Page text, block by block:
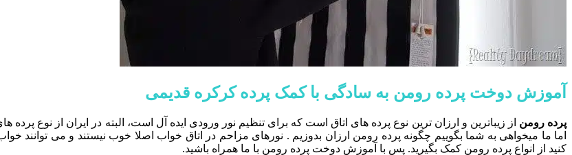
آموزش دوخت پرده رومن به سادگی با کمک پرده کرکره قدیمی
پرده رومن از زیباترین و ارزان ترین نوع پرده های اتاق است که برای تنظیم نور ورودی ایده آل است، البته در ایران از نوع پرده
اما ما میخواهی به شما بگوییم چگونه پرده رومن ارزان بدوزیم . نورهای مزاحم در اتاق خواب اصلا خوب نیستند و می توانند
کنید از انواع پرده رومن کمک بگیرید. پس با آموزش دوخت پرده رومن با ما همراه باشید.